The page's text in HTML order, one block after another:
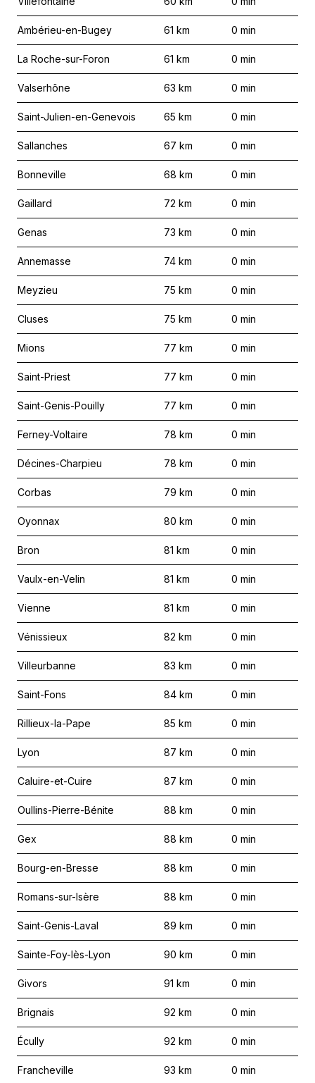
Ambérieu-en-Bugey 61 km 0 min
La Roche-sur-Foron 61 km 0 min
Valserhône 63 km 0 min
Saint-Julien-en-Genevois 65 km 0 min
Sallanches 67 km 0 min
Bonneville 68 km 0 min
Gaillard 72 km 0 min
Genas 73 km 0 min
Annemasse 74 km 0 min
Meyzieu 75 km 0 min
Cluses 75 km 0 min
Mions 77 km 0 min
Saint-Priest 77 km 0 min
Saint-Genis-Pouilly 77 km 0 min
Ferney-Voltaire 78 km 0 min
Décines-Charpieu 78 km 0 min
Corbas 79 km 0 min
Oyonnax 80 km 0 min
Bron 81 km 0 min
Vaulx-en-Velin 81 km 0 min
Vienne 81 km 0 min
Vénissieux 82 km 0 min
Villeurbanne 83 km 0 min
Saint-Fons 84 km 0 min
Rillieux-la-Pape 85 km 0 min
Lyon 87 km 0 min
Caluire-et-Cuire 87 km 0 min
Oullins-Pierre-Bénite 88 km 0 min
Gex 88 km 0 min
Bourg-en-Bresse 88 km 0 min
Romans-sur-Isère 88 km 0 min
Saint-Genis-Laval 89 km 0 min
Sainte-Foy-lès-Lyon 90 km 0 min
Givors 91 km 0 min
Brignais 92 km 0 min
Écully 92 km 0 min
Francheville 93 km 0 min